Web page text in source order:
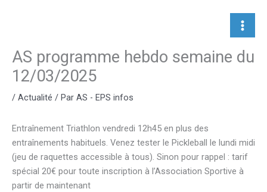
AS programme hebdo semaine du
12/03/2025
/ Actualité / Par AS - EPS infos
Entraînement Triathlon vendredi 12h45 en plus des
entraînements habituels. Venez tester le Pickleball le lundi midi
(jeu de raquettes accessible à tous). Sinon pour rappel : tarif
spécial 20€ pour toute inscription à l’Association Sportive à
partir de maintenant